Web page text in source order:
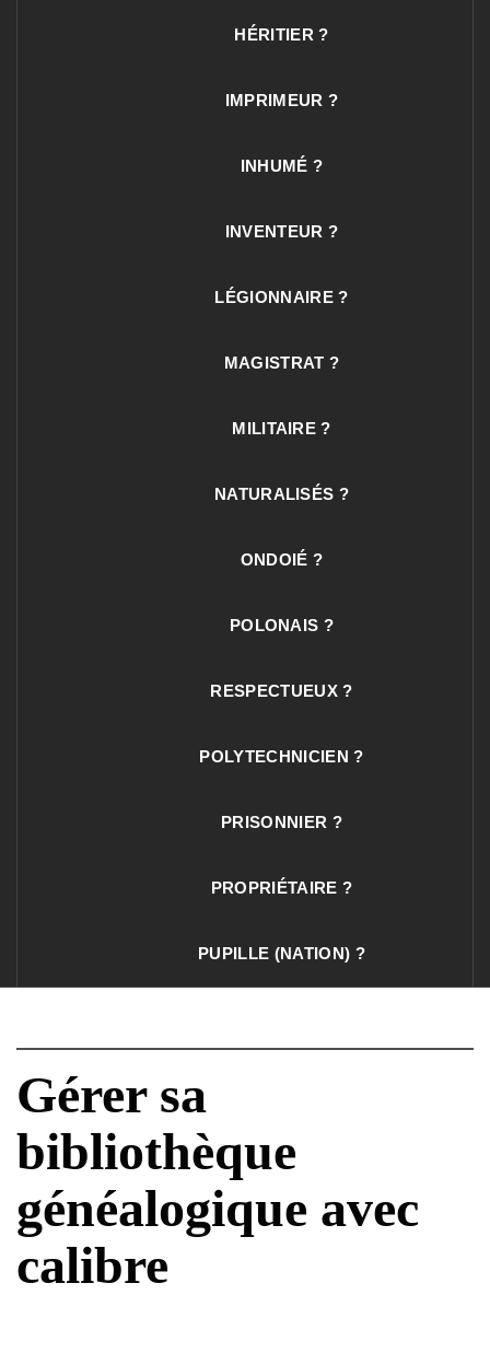
HÉRITIER ?
IMPRIMEUR ?
INHUMÉ ?
INVENTEUR ?
LÉGIONNAIRE ?
MAGISTRAT ?
MILITAIRE ?
NATURALISÉS ?
ONDOIÉ ?
POLONAIS ?
RESPECTUEUX ?
POLYTECHNICIEN ?
PRISONNIER ?
PROPRIÉTAIRE ?
PUPILLE (NATION) ?
Gérer sa
bibliothèque
généalogique avec
calibre